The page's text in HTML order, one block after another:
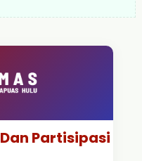
Dan Partisipasi